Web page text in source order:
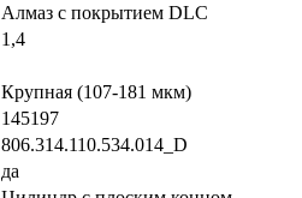
Алмаз с покрытием DLC
1,4
Крупная (107-181 мкм)
145197
806.314.110.534.014_D
да